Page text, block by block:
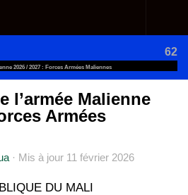
62
2026 / 2027 : Forces Armées Maliennes
l’armée Malienne
Armées
· Mis à jour 11 février 2026
DU MALI